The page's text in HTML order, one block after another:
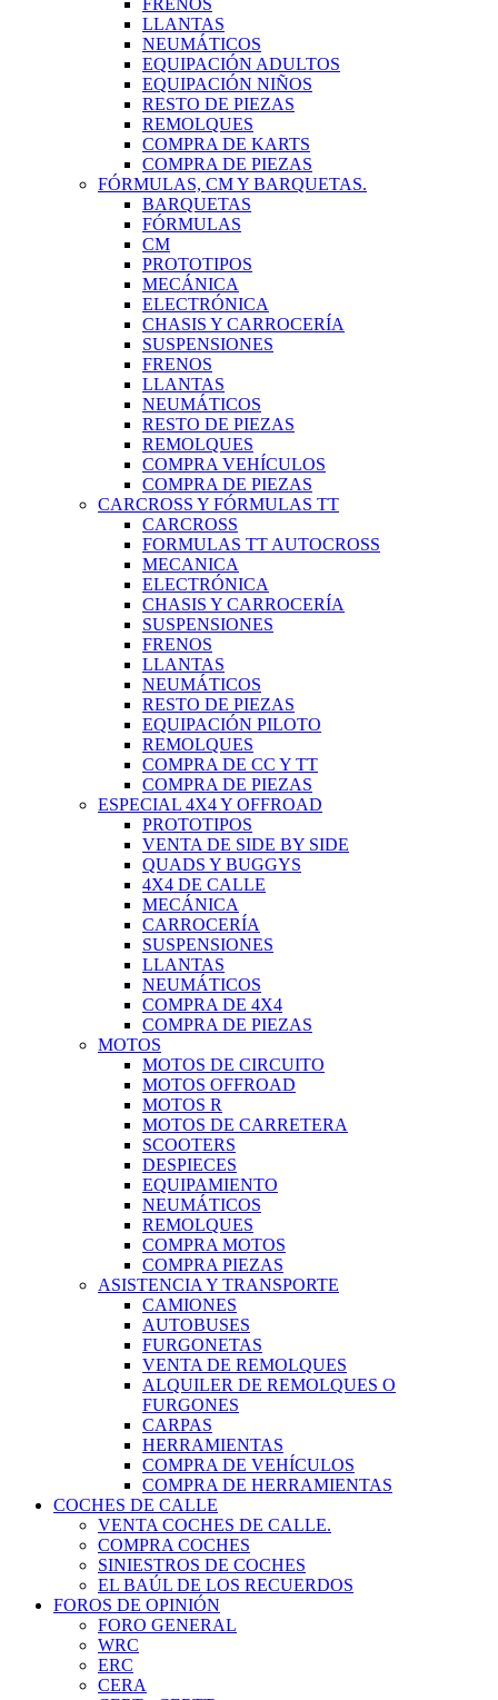
FRENOS
LLANTAS
NEUMÁTICOS
EQUIPACIÓN ADULTOS
EQUIPACIÓN NIÑOS
RESTO DE PIEZAS
REMOLQUES
COMPRA DE KARTS
COMPRA DE PIEZAS
FÓRMULAS, CM Y BARQUETAS.
BARQUETAS
FÓRMULAS
CM
PROTOTIPOS
MECÁNICA
ELECTRÓNICA
CHASIS Y CARROCERÍA
SUSPENSIONES
FRENOS
LLANTAS
NEUMÁTICOS
RESTO DE PIEZAS
REMOLQUES
COMPRA VEHÍCULOS
COMPRA DE PIEZAS
CARCROSS Y FÓRMULAS TT
CARCROSS
FORMULAS TT AUTOCROSS
MECANICA
ELECTRÓNICA
CHASIS Y CARROCERÍA
SUSPENSIONES
FRENOS
LLANTAS
NEUMÁTICOS
RESTO DE PIEZAS
EQUIPACIÓN PILOTO
REMOLQUES
COMPRA DE CC Y TT
COMPRA DE PIEZAS
ESPECIAL 4X4 Y OFFROAD
PROTOTIPOS
VENTA DE SIDE BY SIDE
QUADS Y BUGGYS
4X4 DE CALLE
MECÁNICA
CARROCERÍA
SUSPENSIONES
LLANTAS
NEUMÁTICOS
COMPRA DE 4X4
COMPRA DE PIEZAS
MOTOS
MOTOS DE CIRCUITO
MOTOS OFFROAD
MOTOS R
MOTOS DE CARRETERA
SCOOTERS
DESPIECES
EQUIPAMIENTO
NEUMÁTICOS
REMOLQUES
COMPRA MOTOS
COMPRA PIEZAS
ASISTENCIA Y TRANSPORTE
CAMIONES
AUTOBUSES
FURGONETAS
VENTA DE REMOLQUES
ALQUILER DE REMOLQUES O
FURGONES
CARPAS
HERRAMIENTAS
COMPRA DE VEHÍCULOS
COMPRA DE HERRAMIENTAS
COCHES DE CALLE
VENTA COCHES DE CALLE.
COMPRA COCHES
SINIESTROS DE COCHES
EL BAÚL DE LOS RECUERDOS
FOROS DE OPINIÓN
FORO GENERAL
WRC
ERC
CERA